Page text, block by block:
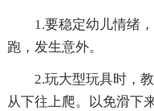
1.要稳定幼儿情绪
跑，发生意外。
2.玩大型玩具时，
从下往上爬。以免滑下